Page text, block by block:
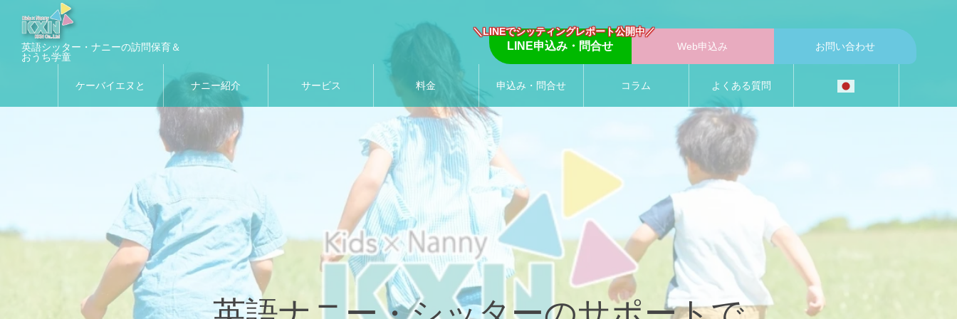
英語シッター・ナニーの訪問保育＆
おうち学童
＼LINEでシッティングレポート公開中／
LINE申込み・問合せ Web申込み お問い合わせ
ケーバイエヌと ナニー紹介 サービス 料金 申込み・問合せ コラム よくある質問